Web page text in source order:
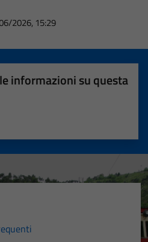
2026, 15:29
informazioni su questa
su 5
su 5